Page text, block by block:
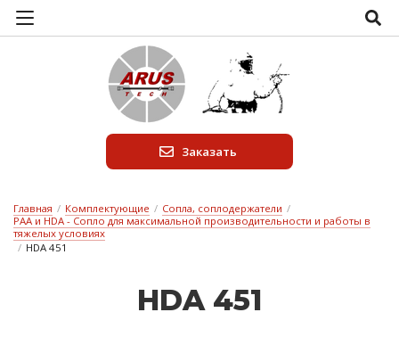
Заказать
Главная / Комплектующие / Сопла, соплодержатели /
PAA и HDA - Сопло для максимальной производительности и работы в
тяжелых условиях
/ HDA 451
HDA 451